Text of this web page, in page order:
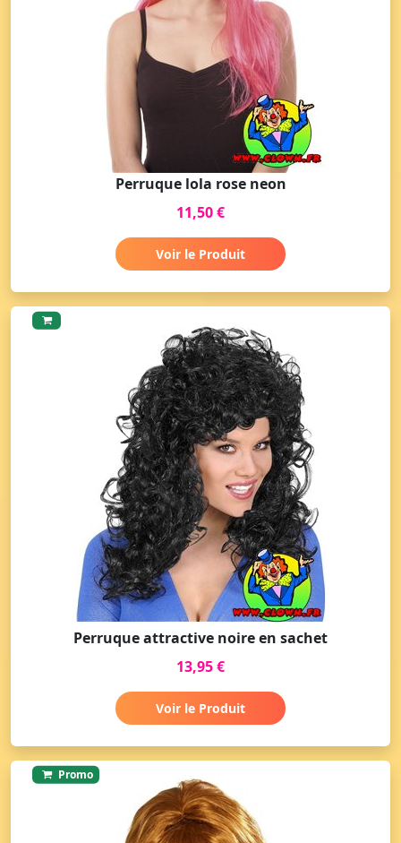
Perruque lola rose neon
11,50 €
Voir le Produit
Perruque attractive noire en sachet
13,95 €
Voir le Produit
Promo